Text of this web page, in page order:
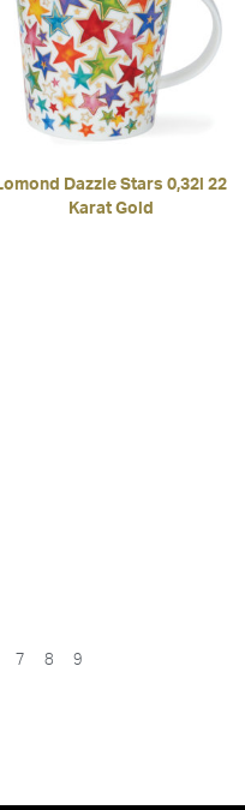
Dazzle Stars 0,32l 22
Karat Gold
7 8 9